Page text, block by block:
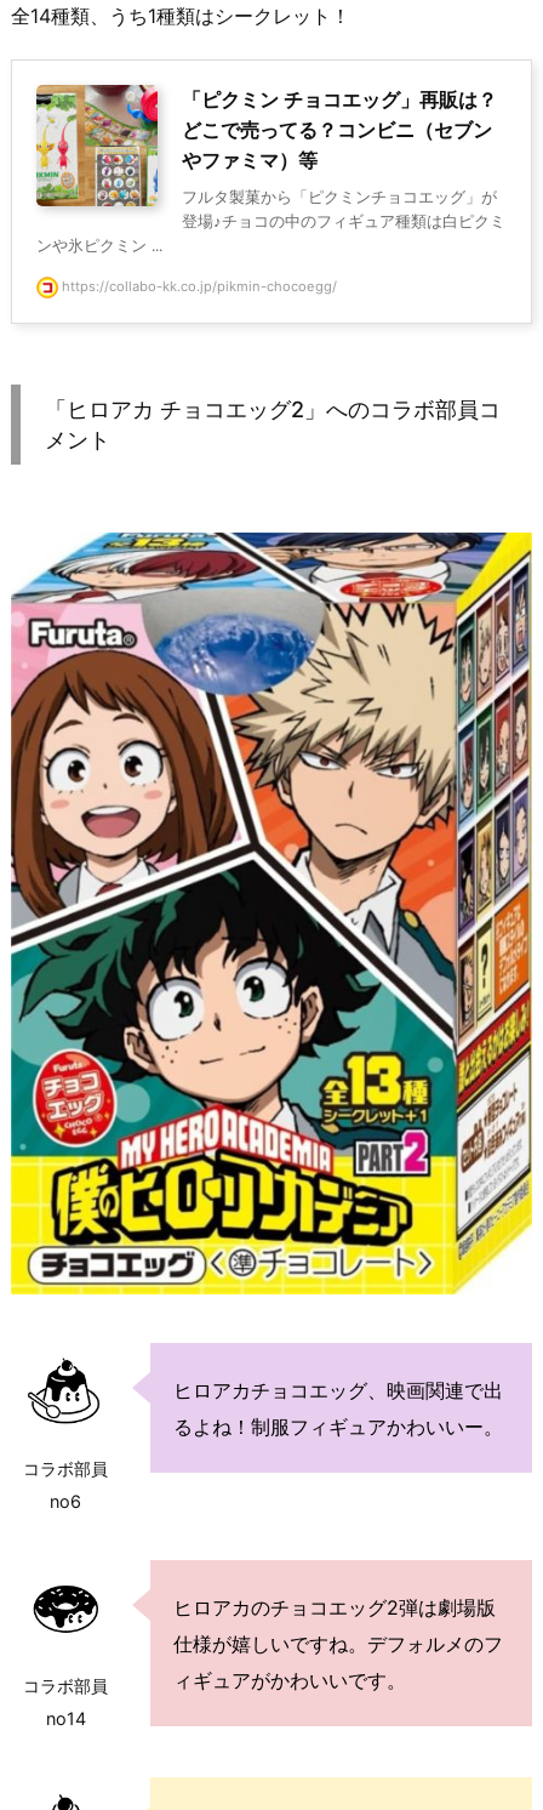
全14種類、うち1種類はシークレット！
「ピクミン チョコエッグ」再販は？
どこで売ってる？コンビニ（セブン
やファミマ）等
フルタ製菓から「ピクミンチョコエッグ」が
登場♪チョコの中のフィギュア種類は白ピクミ
ンや氷ピクミン ...
https://collabo-kk.co.jp/pikmin-chocoegg/
「ヒロアカ チョコエッグ2」へのコラボ部員コ
メント
コラボ部員
no6
ヒロアカチョコエッグ、映画関連で出
るよね！制服フィギュアかわいいー。
コラボ部員
no14
ヒロアカのチョコエッグ2弾は劇場版
仕様が嬉しいですね。デフォルメのフ
ィギュアがかわいいです。